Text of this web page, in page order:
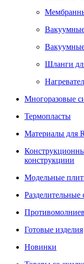
Шланги
Многоразовые
Термопласты
Материалы для
конструкциии
Модельные
Разделительные
Готовые изделия
Новинки